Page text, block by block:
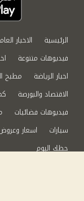
الرئيسية الاخبار
فيديوهات متنوعة
اخبار الرياضة
مطبخ
الاقتصاد والبورصة
فيديوهات فضائيات
سيارات
اسعار
حظك اليوم